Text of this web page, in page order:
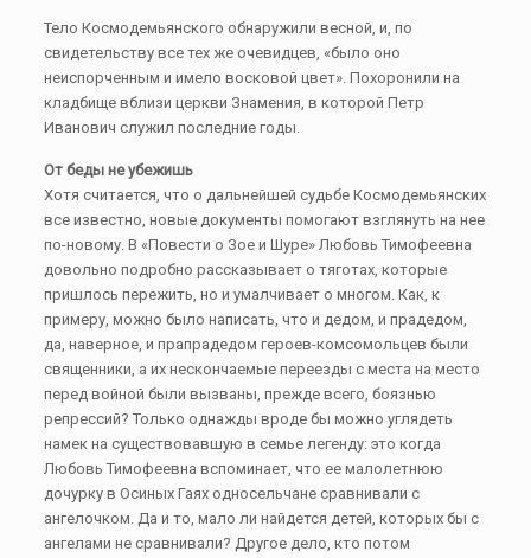
Тело Космодемьянского обнаружили весной, и, по
свидетельству все тех же очевидцев, «было оно
неиспорченным и имело восковой цвет». Похоронили на
кладбище вблизи церкви Знамения, в которой Петр
Иванович служил последние годы.
От беды не убежишь
Хотя считается, что о дальнейшей судьбе Космодемьянских
все известно, новые документы помогают взглянуть на нее
по-новому. В «Повести о Зое и Шуре» Любовь Тимофеевна
довольно подробно рассказывает о тяготах, которые
пришлось пережить, но и умалчивает о многом. Как, к
примеру, можно было написать, что и дедом, и прадедом,
да, наверное, и прапрадедом героев-комсомольцев были
священники, а их нескончаемые переезды с места на место
перед войной были вызваны, прежде всего, боязнью
репрессий? Только однажды вроде бы можно углядеть
намек на существовавшую в семье легенду: это когда
Любовь Тимофеевна вспоминает, что ее малолетнюю
дочурку в Осиных Гаях односельчане сравнивали с
ангелочком. Да и то, мало ли найдется детей, которых бы с
ангелами не сравнивали? Другое дело, кто потом